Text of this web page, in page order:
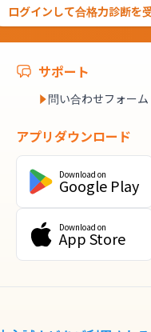
ログインして合格力診断を
サポート
問い合わせフォーム
アプリダウンロード
Download on
Google Play
Download on
App Store